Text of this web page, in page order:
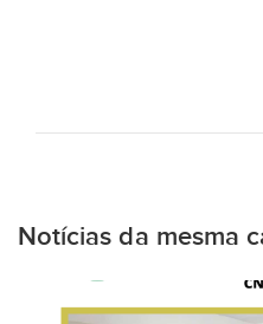
Notícias da mesma